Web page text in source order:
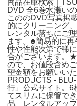
商品在庫検索｜
DVD 全6巻水瀬い
こののDVD写真掲
的にクリーニング
レンタル落ちにご
ます。♣︎簡易的に
性や性能次第で稀
合がございます。
ので、お値段含め
望金額をお願いい
PRODUCTS -
行」公式サイト。6
てスリムに保管で
品、レンタルアッ